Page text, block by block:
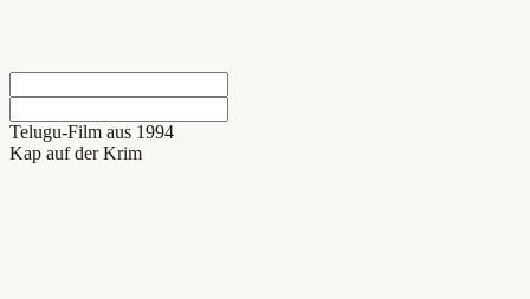
Telugu-Film aus 1994
Kap auf der Krim